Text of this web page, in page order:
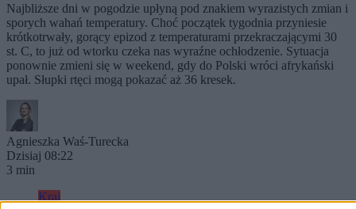
Najbliższe dni w pogodzie upłyną pod znakiem wyrazistych zmian i
sporych wahań temperatury. Choć początek tygodnia przyniesie
krótkotrwały, gorący epizod z temperaturami przekraczającymi 30
st. C, to już od wtorku czeka nas wyraźne ochłodzenie. Sytuacja
ponownie zmieni się w weekend, gdy do Polski wróci afrykański
upał. Słupki rtęci mogą pokazać aż 36 kresek.
Agnieszka Waś-Turecka
Dzisiaj 08:22
3 min
Kraj